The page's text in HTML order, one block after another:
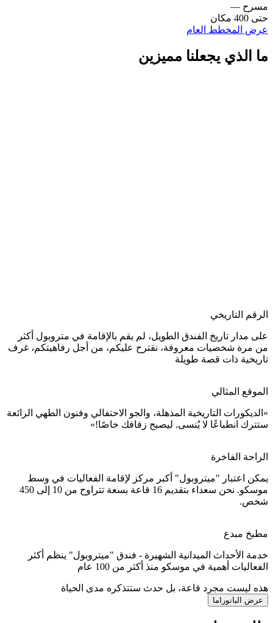
مسرح —
حتى 400 مكان
عرض المخطط العام
ما الذي يجعلنا مميزين
الرقم التاريخي
على مدار تاريخ الفندق الطويل، لم يقم بالإقامة في متروبول أكثر
من مرة شخصيات معروفة، نقترح عليكم، من أجل رفاهيتكم، غرف
تاريخية ذات قصة طويلة
الموقع المثالي
«الديكورات التاريخية المذهلة، والجو الاحتفالي وفنون الطهي الرائعة
ستترك انطباعًا لا يُنسى. ليصبح زفافك خاصًا!»
الراحة الفاخرة
يمكن اعتبار "ميتروبول" أكبر مركز لإقامة الفعاليات في وسط
موسكو. نحن سعداء بتقديم 16 قاعة بسعة تتراوح من 10 إلى 450
شخص.
مطبخ مبدع
خدمة الأحداث الميدانية الشهيرة - فندق "ميتروبول" ينظم أكثر
الفعاليات أهمية في موسكو منذ أكثر من 100 عام
هذه ليست مجرد قاعة، بل حدث ستتذكره مدى الحياة
عرض البانوراما